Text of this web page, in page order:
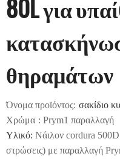
80L για
θηραμάτων
Όνομα προϊόντος: σακίδιο
Χρώμα : Prym1 παραλλαγή
Υλικό: Νάιλον cordura
στρώσεις) με παραλλαγή